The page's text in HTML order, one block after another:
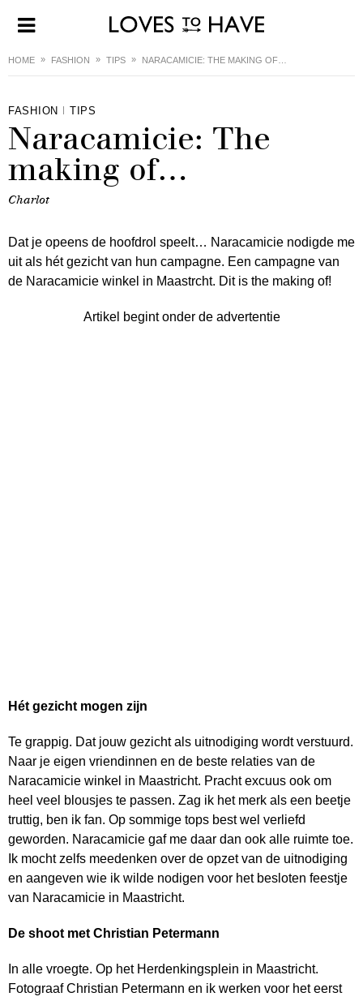
HOME FASHION TIPS NARACAMICIE: THE MAKING OF…
FASHION TIPS
Naracamicie: The
making of…
Charlot
Dat je opeens de hoofdrol speelt… Naracamicie nodigde me
uit als hét gezicht van hun campagne. Een campagne van
de Naracamicie winkel in Maastrcht. Dit is the making of!
Artikel begint onder de advertentie
Hét gezicht mogen zijn
Te grappig. Dat jouw gezicht als uitnodiging wordt verstuurd.
Naar je eigen vriendinnen en de beste relaties van de
Naracamicie winkel in Maastricht. Pracht excuus ook om
heel veel blousjes te passen. Zag ik het merk als een beetje
truttig, ben ik fan. Op sommige tops best wel verliefd
geworden. Naracamicie gaf me daar dan ook alle ruimte toe.
Ik mocht zelfs meedenken over de opzet van de uitnodiging
en aangeven wie ik wilde nodigen voor het besloten feestje
van Naracamicie in Maastricht.
De shoot met Christian Petermann
In alle vroegte. Op het Herdenkingsplein in Maastricht.
Fotograaf Christian Petermann en ik werken voor het eerst